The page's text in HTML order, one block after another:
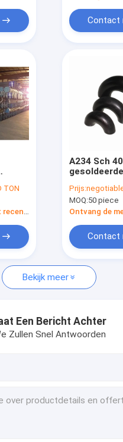
ASME B16.47
Contact
Pijp
TON
Ontvang de meest recente Prijs
A234 Sch
gesoldeerde
naadloze
Prijs:
MOQ:50 piece
Contact
Bekijk meer
Een Bericht Achter
Zullen Snel Antwoorden